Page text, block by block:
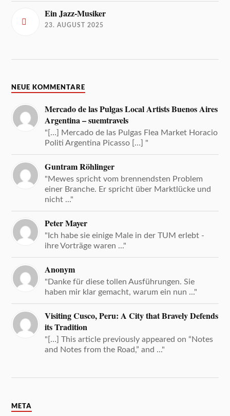
Ein Jazz-Musiker
23. AUGUST 2025
NEUE KOMMENTARE
Mercado de las Pulgas Local Artists Buenos Aires
Argentina – suemtravels
"[…] Mercado de las Pulgas Flea Market Horacio
Politi Argentina Picasso […] "
Guntram Röhlinger
"Mewes spricht vom brennendsten Problem
einer Branche. Er spricht über Marktlücke und
nicht ..."
Peter Mayer
"Ich habe sie einige Male in der TUM erlebt -
ihre Vorträge waren ..."
Anonym
"Danke für diese tollen Ausführungen. Sie
haben mir klar gemacht, warum ein nun ..."
Visiting Cusco, Peru: A City that Bravely Defends
its Tradition
"[…] This article previously appeared on “Notes
and Notes from the Road,” and ..."
META